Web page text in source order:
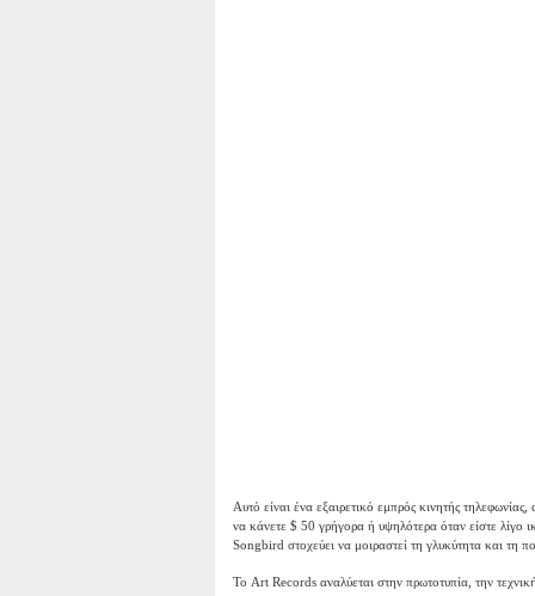
Αυτό είναι ένα εξαιρετικό εμπρός κινητής
να κάνετε $ 50 γρήγορα ή υψηλότερα όταν είστε λίγο
Songbird στοχεύει να μοιραστεί τη γλυκύτητα και τη
Το Art Records αναλύεται στην πρωτοτυπία, την